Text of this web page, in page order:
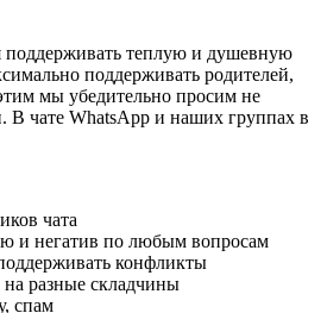
поддерживать теплую и душевную
поддерживать родителей,
мы убедительно просим не
В чате WhatsApp и наших группах в
чата
и негатив по любым вопросам
конфликты
разные складчины
спам